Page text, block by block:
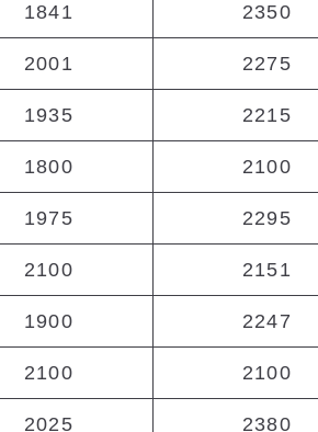
1841 2350
2001 2275
1935 2215
1800 2100
1975 2295
2100 2151
1900 2247
2100 2100
2025 2380